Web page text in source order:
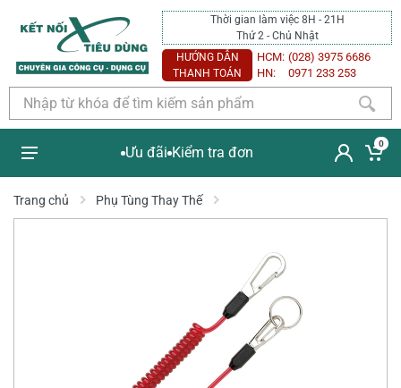
Thời gian làm việc 8H - 21H
Thứ 2 - Chủ Nhật
HƯỚNG DẪN
THANH TOÁN
HCM: (028) 3975 6686
HN:
0971 233 253
Ưu đãi Kiểm tra đơn
0
Trang chủ Phụ Tùng Thay Thế